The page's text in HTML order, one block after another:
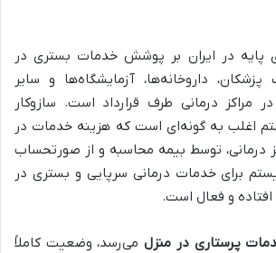
پایه در ایران بر پوشش خدمات بستری در
پزشکان، داروخانه‌ها، آزمایشگاه‌ها و سایر
مراکز درمانی طرف قرارداد است. سازوکار
اغلب به گونه‌ای است که هزینه خدمات در
درمانی، توسط بیمه محاسبه و از صورتحساب
برای خدمات درمانی سرپایی و بستری در
افتاده و فعال است.
پرستاری در منزلمی‌رسد، وضعیت کاملاً